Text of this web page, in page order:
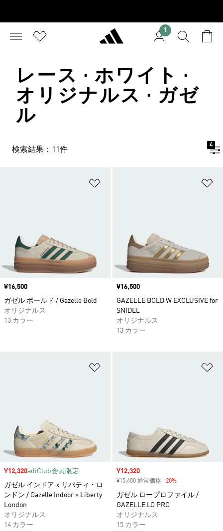
1
レース · ホワイト ·
オリジナルス · ガゼ
ル
検索結果：11件
4
価格
¥16,500
ガゼル ボールド / Gazelle Bold
オリジナルス
13 カラー
価格
¥16,500
GAZELLE BOLD W EXCLUSIVE for
SNIDEL
オリジナルス
13 カラー
セール価格
¥12,320adiClub会員限定
ガゼル インドアｘリバティ・ロ
ンドン / Gazelle Indoor × Liberty
London
オリジナルス
14 カラー
セール価格
¥12,320
¥15,400 通常価格 -20%
ガゼル ロープロファイル /
GAZELLE LO PRO
オリジナルス
15 カラー